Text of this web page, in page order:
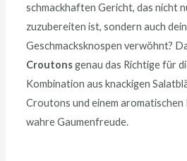
schmackhaften Gericht, das nicht
zuzubereiten ist, sondern auch
Geschmacksknospen verwöhnt?
Croutonsgenau das Richtige für
Kombination aus knackigen
Croutons und einem aromatischen
wahre Gaumenfreude.